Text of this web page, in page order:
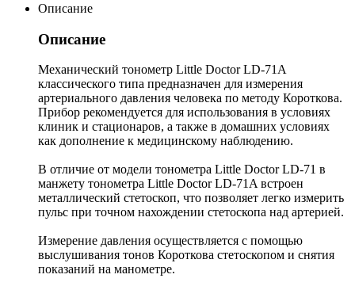
Описание
Описание
Механический тонометр Little Doctor LD-71A
классического типа предназначен для измерения
артериального давления человека по методу Короткова.
Прибор рекомендуется для использования в условиях
клиник и стационаров, а также в домашних условиях
как дополнение к медицинскому наблюдению.
В отличие от модели тонометра Little Doctor LD-71 в
манжету тонометра Little Doctor LD-71A встроен
металлический стетоскоп, что позволяет легко измерить
пульс при точном нахождении стетоскопа над артерией.
Измерение давления осуществляется с помощью
выслушивания тонов Короткова стетоскопом и снятия
показаний на манометре.